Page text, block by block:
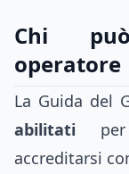
Chi
operatore
La Guida del
abilitati per
accreditarsi